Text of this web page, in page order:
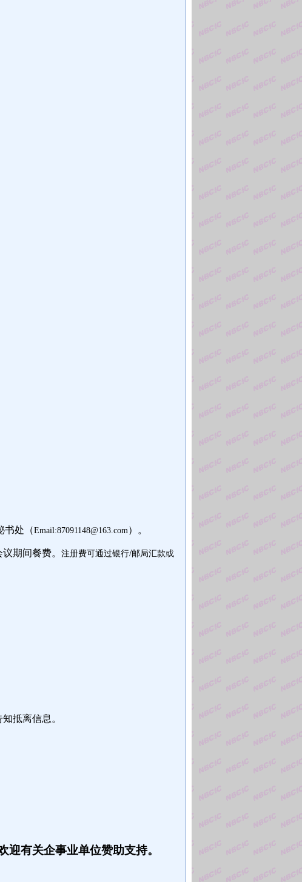
书处（Email:87091148@163.com）。
期间餐费。 注册费可通过银行/邮局汇款或
抵离信息。
迎有关企事业单位赞助支持。